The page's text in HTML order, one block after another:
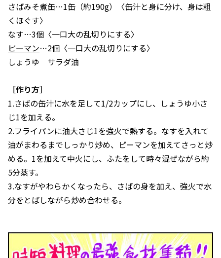
さばみそ煮缶…1缶（約190g）〈缶汁と身に分け、身は粗
くほぐす〉
なす…3個〈一口大の乱切りにする〉
ピーマン…2個〈一口大の乱切りにする〉
しょうゆ サラダ油
［作り方］
1.さばの缶汁に水を足して1/2カップにし、しょうゆ小さ
じ1を加える。
2.フライパンに油大さじ1を強火で熱する。なすを入れて
油がまわるまでしっかり炒め、ピーマンを加えてさっと炒
める。1を加えて中火にし、ふたをして時々混ぜながら約
5分蒸す。
3.なすがやわらかくなったら、さばの身を加え、強火で水
分をとばしながら炒め合わせる。